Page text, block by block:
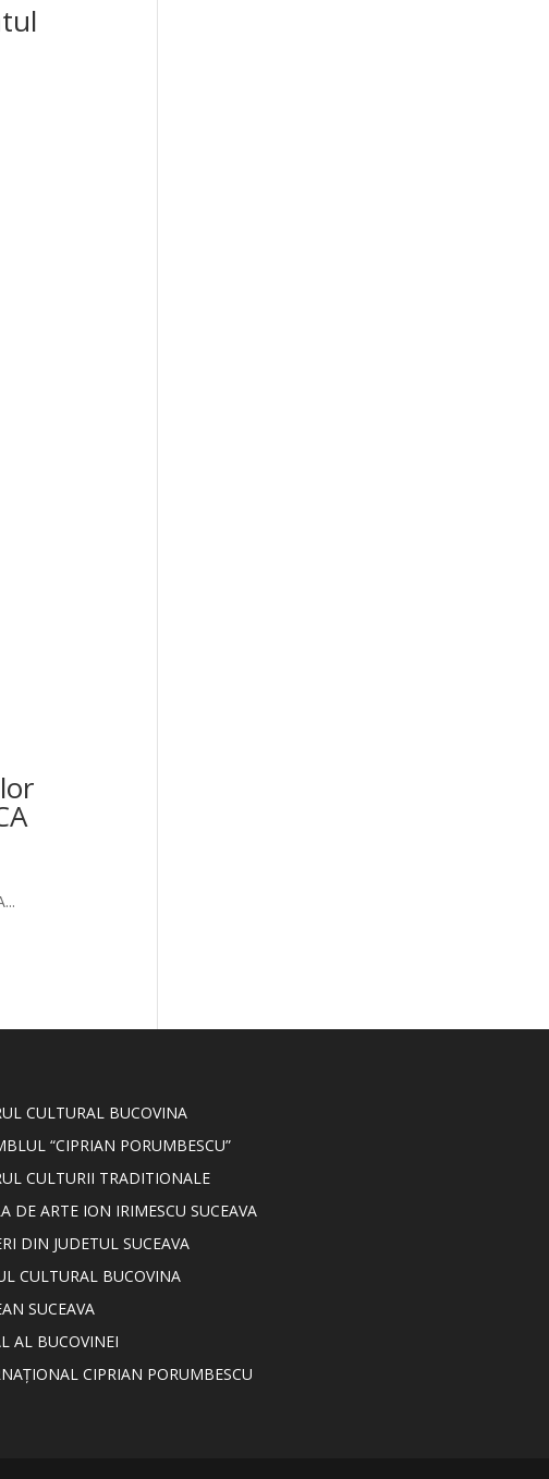
CULTURAL BUCOVINA
“CIPRIAN PORUMBESCU”
CULTURII TRADITIONALE
DE ARTE ION IRIMESCU SUCEAVA
DIN JUDETUL SUCEAVA
CULTURAL BUCOVINA
SUCEAVA
AL BUCOVINEI
CIPRIAN PORUMBESCU